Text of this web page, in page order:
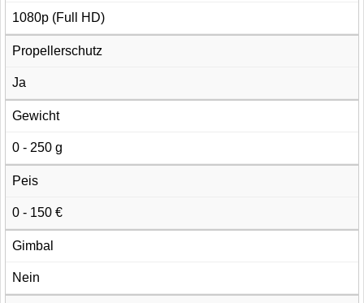
1080p (Full HD)
Propellerschutz
Ja
Gewicht
0 - 250 g
Peis
0 - 150 €
Gimbal
Nein